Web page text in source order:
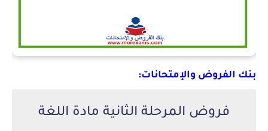
بنك الفروض والإمتحانات:
فروض المرحلة الثانية مادة اللغة